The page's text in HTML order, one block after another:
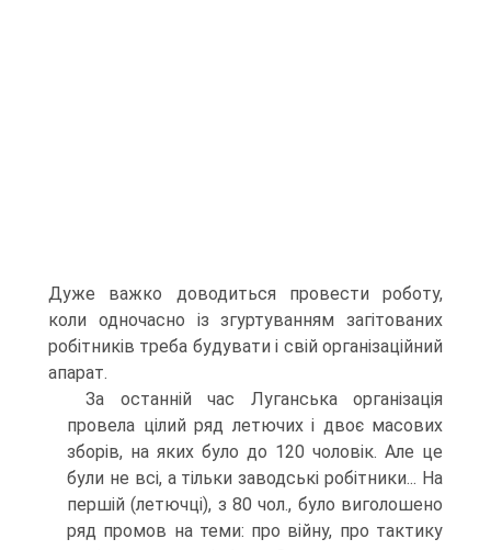
Дуже важко доводиться провести роботу,
коли одночасно із згуртуванням загітованих
робітників треба будувати і свій організа­ційний
апарат.
За останній час Луганська організація
провела цілий ряд летючих і двоє масових
зборів, на яких було до 120 чоловік. Але це
були не всі, а тільки заводські робітники... На
першій (летючці), з 80 чол., було виголошено
ряд промов на теми: про війну, про тактику